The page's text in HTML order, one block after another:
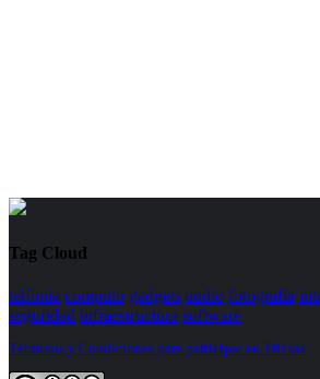
Tag Cloud
telfonia computo gadgets audio fotografia
seguridad infraestructura software
Términos y Condiciones para participar en Trivias.